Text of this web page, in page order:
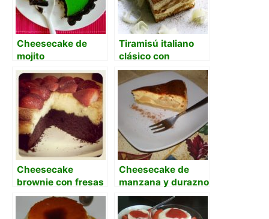
Cheesecake de
mojito
Tiramisú italiano
clásico con
mascarpone y
Marsala
Cheesecake
brownie con fresas
Cheesecake de
manzana y durazno